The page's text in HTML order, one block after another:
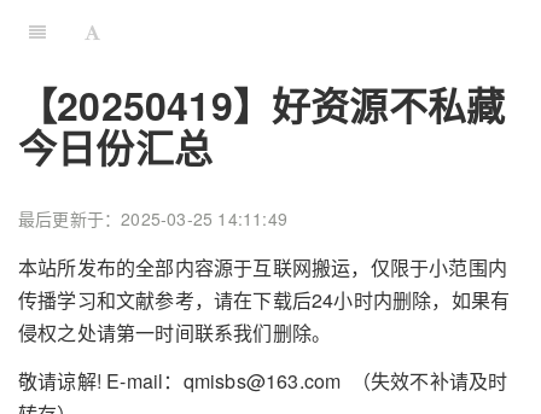
【20250419】好资源不私藏
今日份汇总
最后更新于：2025-03-25 14:11:49
本站所发布的全部内容源于互联网搬运，仅限于小范围内
传播学习和文献参考，请在下载后24小时内删除，如果有
侵权之处请第一时间联系我们删除。
敬请谅解! E-mail：qmisbs@163.com （失效不补请及时